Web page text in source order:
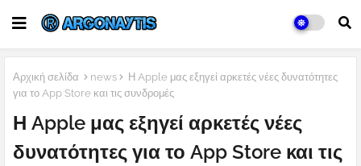
Αρχική σελίδα news
Η Apple μας εξηγεί αρκετές νέες δυνατότητες
για το App Store και τις συνδρομές
Η Apple μας εξηγεί αρκετές νέες
δυνατότητες για το App Store και τις